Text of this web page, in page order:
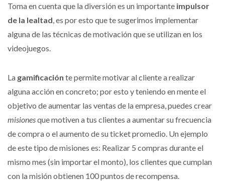
Toma en cuenta que la diversión es un importante impulsor
de la lealtad , es por esto que te sugerimos implementar
alguna de las técnicas de motivación que se utilizan en los
videojuegos.
La gamificación te permite motivar al cliente a realizar
alguna acción en concreto; por esto y teniendo en mente el
objetivo de aumentar las ventas de la empresa, puedes crear
misionesque motiven a tus clientes a aumentar su frecuencia
de compra o el aumento de su ticket promedio. Un ejemplo
de este tipo de misiones es: Realizar 5 compras durante el
mismo mes (sin importar el monto), los clientes que cumplan
con la misión obtienen 100 puntos de recompensa.